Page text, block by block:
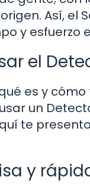
Así,
y esfuerzo
el
es y
un
te
y